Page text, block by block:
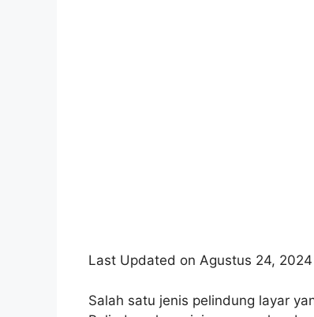
Last Updated on Agustus 24,
Salah satu jenis pelindung layar